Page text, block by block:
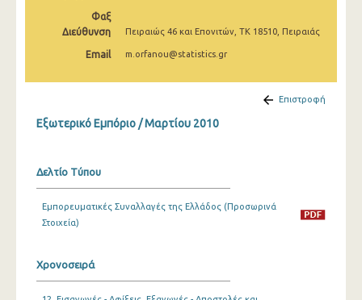
Δεκεμβρίου 2024
Σεπτεμβρίου 2024
Ιουνίου 2024
Απριλίου 2024
Φαξ
Διεύθυνση
Πειραιώς 46 και Επονιτών, ΤΚ 18510, Πειραιάς
Email m.orfanou@statistics.gr
Επιστροφή
Εξωτερικό Εμπόριο / Μαρτίου 2010
Δελτίο Τύπου
Εμπορευματικές Συναλλαγές της Ελλάδος (Προσωρινά
Στοιχεία)
Χρονοσειρά